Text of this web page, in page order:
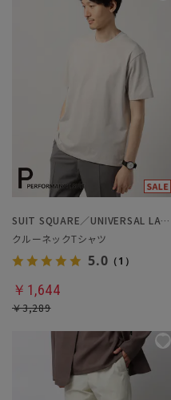
SUIT SQUARE／UNIVERSAL LANGUAGE
クルーネックTシャツ
5.0 （1）
￥1,644
￥3,289